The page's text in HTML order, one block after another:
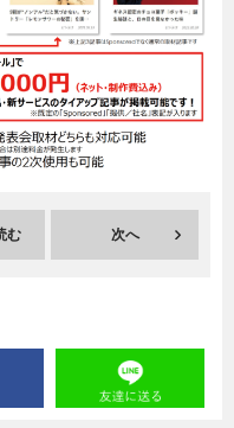
ニュース
スキル
む 次へ